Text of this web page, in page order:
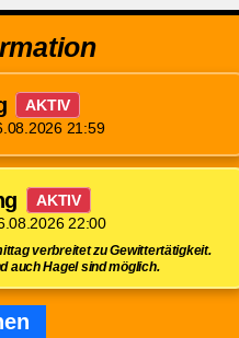
AKTIV
21:59
AKTIV
22:00
verbreitet zu Gewittertätigkeit.
auch Hagel sind möglich.